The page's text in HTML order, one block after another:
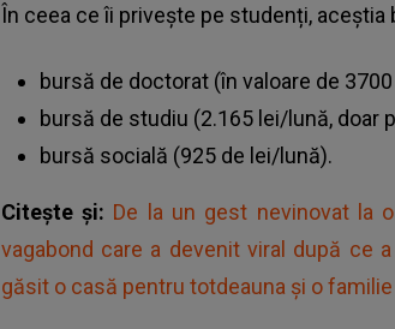
În ceea ce îi privește pe studenți,
bursă de doctorat (în valoare de
bursă de studiu (2.165 lei/lună, doar
bursă socială (925 de lei/lună).
Citește și: De la un gest nevinovat la
vagabond care a devenit viral după ce
găsit o casă pentru totdeauna și o